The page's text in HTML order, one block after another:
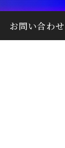
お問い合わせ